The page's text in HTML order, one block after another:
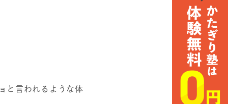
と言われるような体